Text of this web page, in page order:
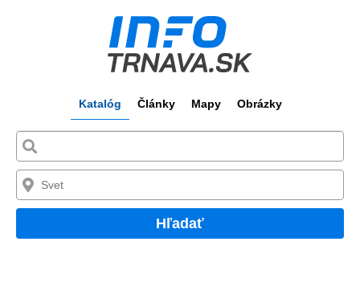
Katalóg Články Mapy Obrázky
Hľadať